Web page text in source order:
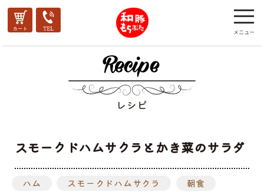
レシピ
スモークドハムサクラとかき菜のサラダ
ハム スモークドハムサクラ
朝食